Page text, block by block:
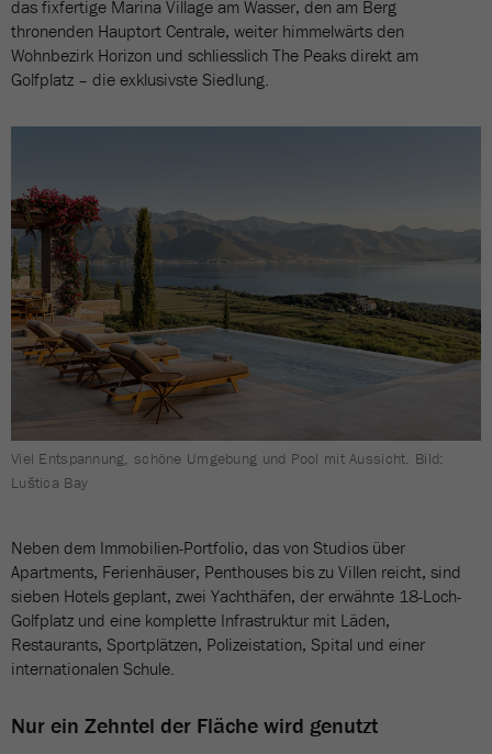
das fixfertige Marina Village am Wasser, den am Berg
thronenden Hauptort Centrale, weiter himmelwärts den
Wohnbezirk Horizon und schliesslich The Peaks direkt am
Golfplatz – die exklusivste Siedlung.
Viel Entspannung, schöne Umgebung und Pool mit Aussicht. Bild:
Luštica Bay
Neben dem Immobilien-Portfolio, das von Studios über
Apartments, Ferienhäuser, Penthouses bis zu Villen reicht, sind
sieben Hotels geplant, zwei Yachthäfen, der erwähnte 18-Loch-
Golfplatz und eine komplette Infrastruktur mit Läden,
Restaurants, Sportplätzen, Polizeistation, Spital und einer
internationalen Schule.
Nur ein Zehntel der Fläche wird genutzt